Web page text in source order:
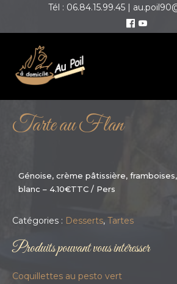
Tél : 06.84.15.99.45 |
Tarte au Flan
Génoise, crème pâtissière,
blanc – 4.10€TTC / Pers
Catégories : Desserts, Tartes
Produits pouvant vous intéresser
Coquillettes au pesto vert